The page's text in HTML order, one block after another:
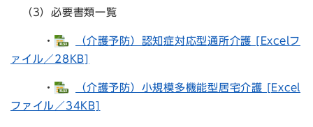
（3）必要書類一覧
・
（介護予防）認知症対応型通所介護 [Excelフ
ァイル／28KB]
・
（介護予防）小規模多機能型居宅介護 [Excel
ファイル／34KB]